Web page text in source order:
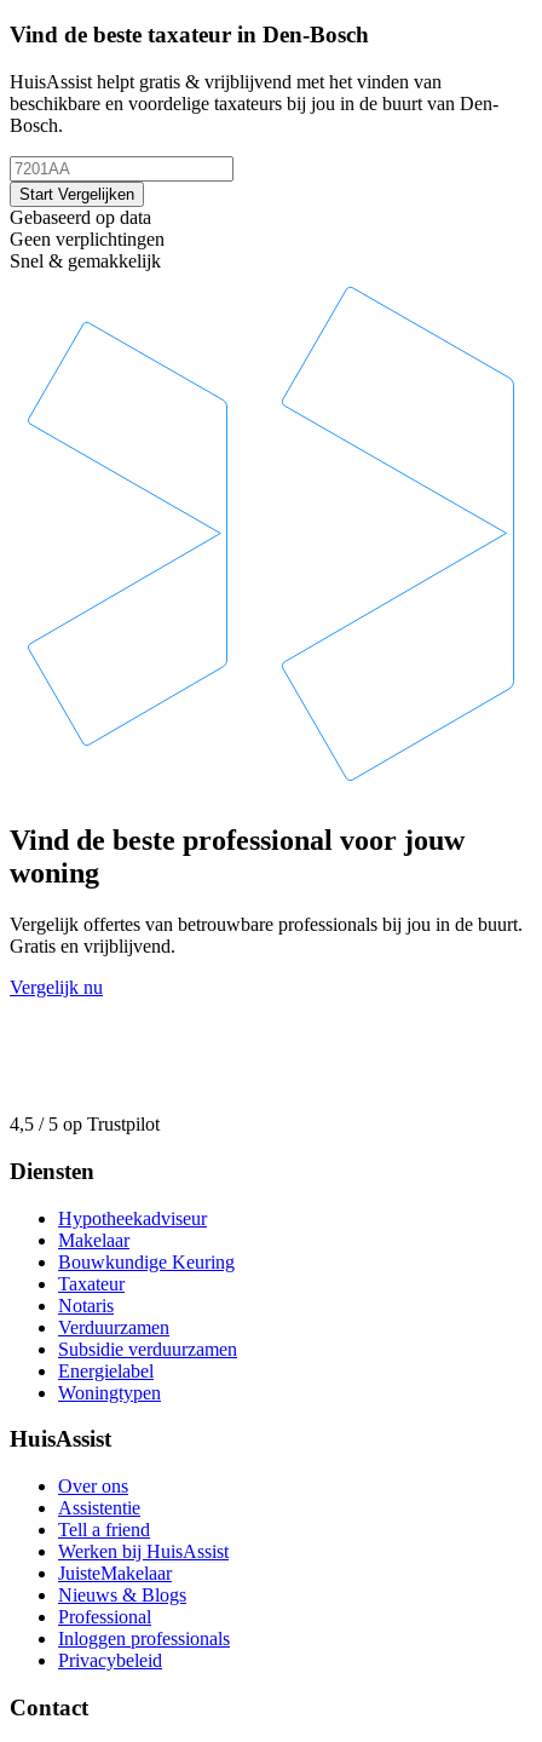
Vind de beste taxateur in Den-Bosch
HuisAssist helpt gratis & vrijblijvend met het vinden van
beschikbare en voordelige taxateurs bij jou in de buurt van Den-
Bosch.
Start Vergelijken
Gebaseerd op data
Geen verplichtingen
Snel & gemakkelijk
Vind de beste professional voor jouw
woning
Vergelijk offertes van betrouwbare professionals bij jou in de buurt.
Gratis en vrijblijvend.
Vergelijk nu
4,5 / 5 op Trustpilot
Diensten
Hypotheekadviseur
Makelaar
Bouwkundige Keuring
Taxateur
Notaris
Verduurzamen
Subsidie verduurzamen
Energielabel
Woningtypen
HuisAssist
Over ons
Assistentie
Tell a friend
Werken bij HuisAssist
JuisteMakelaar
Nieuws & Blogs
Professional
Inloggen professionals
Privacybeleid
Contact